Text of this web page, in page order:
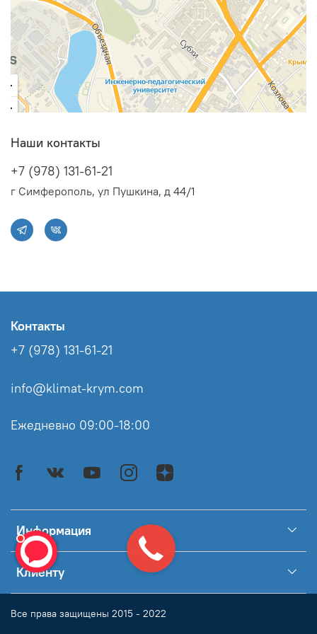
Функция самоочистки;
Авторестарт, самодиагностика;
Подготовлен для подключения модуля Wi-Fi
Наши контакты
+7 (978) 131-61-21
г Симферополь, ул Пушкина, д 44/1
Информация
Клиенту
Контакты
+7 (978) 131-61-21
info@klimat-krym.com
Ежедневно 09:00-18:00
Все права защищены 2015 - 2022